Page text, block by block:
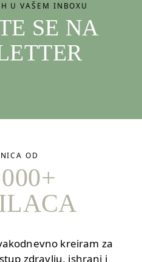
U VAŠEM INBOXU
SE NA
OD
kreiram za
zdravlju, ishrani i